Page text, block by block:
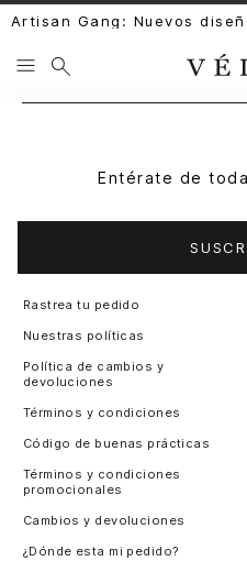
Artisan Gang: Nuevos
Entérate de
Rastrea tu pedido
Nuestras políticas
Política de cambios y
devoluciones
Términos y condiciones
Código de buenas prácticas
Términos y condiciones
promocionales
Cambios y devoluciones
¿Dónde esta mi pedido?